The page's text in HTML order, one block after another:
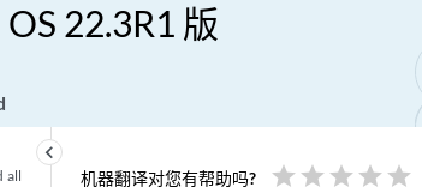
22.3R1 版
keyboard_arrow_left
all 机器翻译对您有帮助吗? star star star star star